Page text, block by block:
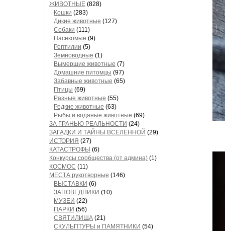
ЖИВОТНЫЕ (828)
Кошки (283)
Дикие животные (127)
Собаки (111)
Насекомые (9)
Рептилии (5)
Земноводные (1)
Вымершие животные (7)
Домашние питомцы (97)
Забавные животные (65)
Птицы (69)
Разные животные (55)
Редкие животные (63)
Рыбы и водяные животные (69)
ЗА ГРАНЬЮ РЕАЛЬНОСТИ (24)
ЗАГАДКИ И ТАЙНЫ ВСЕЛЕННОЙ (29)
ИСТОРИЯ (27)
КАТАСТРОФЫ (6)
Конкурсы сообщества (от админа) (1)
КОСМОС (11)
МЕСТА рукотворные (146)
ВЫСТАВКИ (6)
ЗАПОВЕДНИКИ (10)
МУЗЕИ (22)
ПАРКИ (56)
СВЯТИЛИЩА (21)
СКУЛЬПТУРЫ и ПАМЯТНИКИ (54)